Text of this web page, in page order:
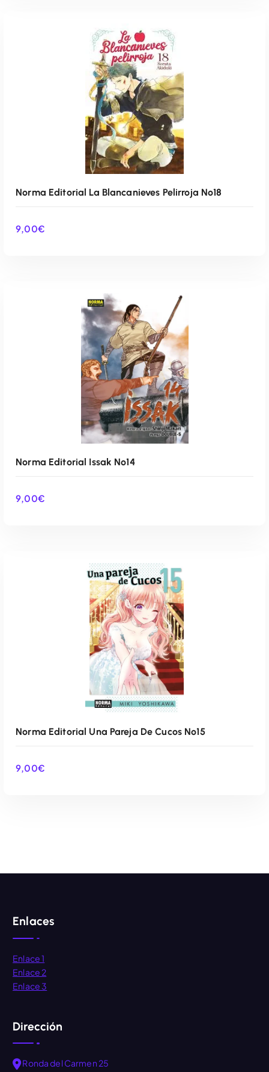
AÑADIR AL CARRITO
AÑADIR AL CARRITO
Norma Editorial La Blancanieves Pelirroja Nº18
9,00€
AÑADIR AL CARRITO
Norma Editorial Issak Nº14
9,00€
Norma Editorial Una Pareja De Cucos Nº15
9,00€
Enlaces
Enlace 1
Enlace 2
Enlace 3
Dirección
Ronda del Carmen 25